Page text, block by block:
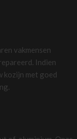
vakmensen
Indien
kozijn met goed